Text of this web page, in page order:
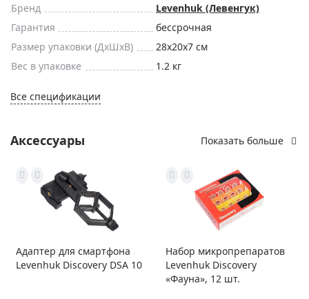
Бренд
Levenhuk (Левенгук)
Гарантия
бессрочная
Размер упаковки (ДxШxВ)
28x20x7 см
Вес в упаковке
1.2 кг
Все спецификации
Аксессуары Показать больше
Адаптер для смартфона
Levenhuk Discovery DSA 10
Набор микропрепаратов
Levenhuk Discovery
«Фауна», 12 шт.